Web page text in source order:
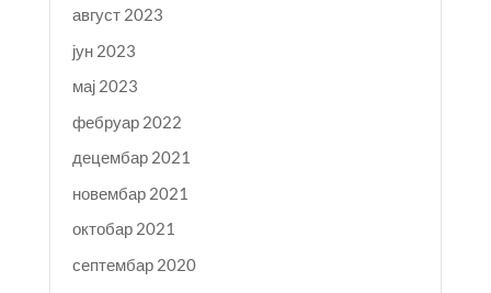
август 2023
јун 2023
мај 2023
фебруар 2022
децембар 2021
новембар 2021
октобар 2021
септембар 2020